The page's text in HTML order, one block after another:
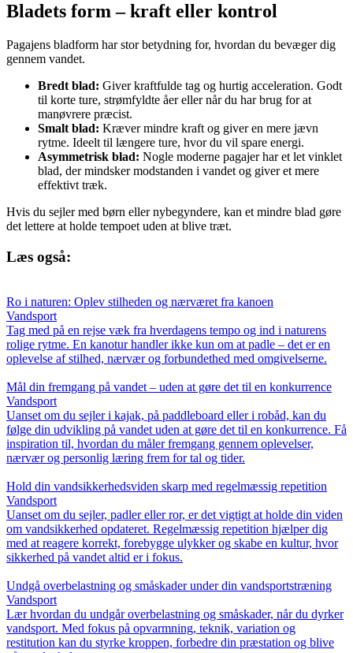
Bladets form – kraft eller kontrol
Pagajens bladform har stor betydning for, hvordan du bevæger dig
gennem vandet.
Bredt blad: Giver kraftfulde tag og hurtig acceleration. Godt
til korte ture, strømfyldte åer eller når du har brug for at
manøvrere præcist.
Smalt blad: Kræver mindre kraft og giver en mere jævn
rytme. Ideelt til længere ture, hvor du vil spare energi.
Asymmetrisk blad: Nogle moderne pagajer har et let vinklet
blad, der mindsker modstanden i vandet og giver et mere
effektivt træk.
Hvis du sejler med børn eller nybegyndere, kan et mindre blad gøre
det lettere at holde tempoet uden at blive træt.
Læs også:
Ro i naturen: Oplev stilheden og nærværet fra kanoen
Vandsport
Tag med på en rejse væk fra hverdagens tempo og ind i naturens
rolige rytme. En kanotur handler ikke kun om at padle – det er en
oplevelse af stilhed, nærvær og forbundethed med omgivelserne.
Mål din fremgang på vandet – uden at gøre det til en konkurrence
Vandsport
Uanset om du sejler i kajak, på paddleboard eller i robåd, kan du
følge din udvikling på vandet uden at gøre det til en konkurrence. Få
inspiration til, hvordan du måler fremgang gennem oplevelser,
nærvær og personlig læring frem for tal og tider.
Hold din vandsikkerhedsviden skarp med regelmæssig repetition
Vandsport
Uanset om du sejler, padler eller ror, er det vigtigt at holde din viden
om vandsikkerhed opdateret. Regelmæssig repetition hjælper dig
med at reagere korrekt, forebygge ulykker og skabe en kultur, hvor
sikkerhed på vandet altid er i fokus.
Undgå overbelastning og småskader under din vandsportstræning
Vandsport
Lær hvordan du undgår overbelastning og småskader, når du dyrker
vandsport. Med fokus på opvarmning, teknik, variation og
restitution kan du styrke kroppen, forbedre din præstation og blive